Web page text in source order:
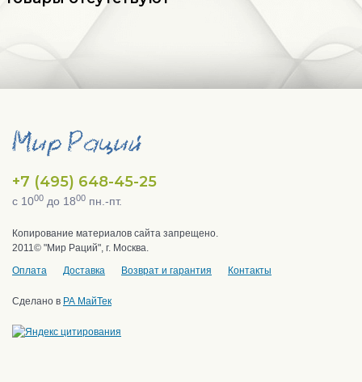
+7 (495) 648-45-25
с 1000 до 1800 пн.-пт.
Копирование материалов сайта запрещено.
2011© "Мир Раций", г. Москва.
Оплата
Доставка Возврат и гарантия Контакты
Сделано в РА МайТек